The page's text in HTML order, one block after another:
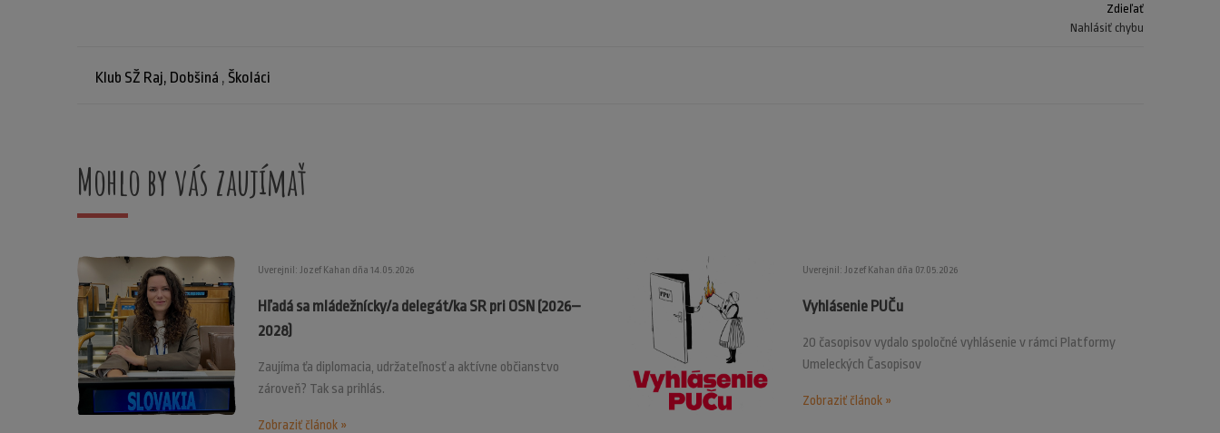
Zdieľať
Nahlásiť chybu
Klub SŽ Raj, Dobšiná , Školáci
Mohlo by vás zaujímať
Uverejnil: Jozef Kahan dňa 14.05.2026
Hľadá sa mládežnícky/a delegát/ka SR pri OSN (2026–
2028)
Zaujíma ťa diplomacia, udržateľnosť a aktívne občianstvo
zároveň? Tak sa prihlás.
Zobraziť článok »
Uverejnil: Jozef Kahan dňa 07.05.2026
Vyhlásenie PUČu
20 časopisov vydalo spoločné vyhlásenie v rámci Platformy
Umeleckých Časopisov
Zobraziť článok »